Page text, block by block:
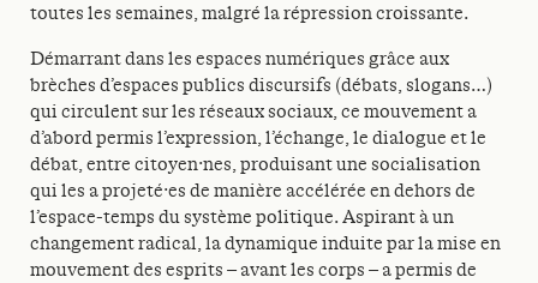
toutes les semaines, malgré la répression croissante.
Démarrant dans les espaces numériques grâce aux
brèches d’espaces publics discursifs (débats, slogans…)
qui circulent sur les réseaux sociaux, ce mouvement a
d’abord permis l’expression, l’échange, le dialogue et le
débat, entre citoyen·nes, produisant une socialisation
qui les a projeté·es de manière accélérée en dehors de
l’espace-temps du système politique. Aspirant à un
changement radical, la dynamique induite par la mise en
mouvement des esprits – avant les corps – a permis de